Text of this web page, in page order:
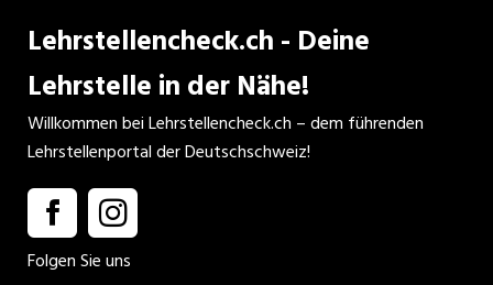
Lehrstellencheck.ch - Deine
Lehrstelle in der Nähe!
Willkommen bei Lehrstellencheck.ch – dem führenden
Lehrstellenportal der Deutschschweiz!
Folgen Sie uns